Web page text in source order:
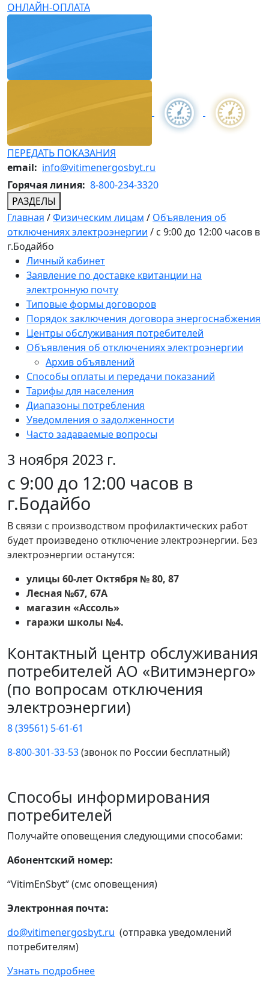
ОНЛАЙН-ОПЛАТА
ПЕРЕДАТЬ ПОКАЗАНИЯ
email: info@vitimenergosbyt.ru
Горячая линия: 8-800-234-3320
РАЗДЕЛЫ
Главная /Физическим лицам / Объявления об
отключениях электроэнергии / с 9:00 до 12:00 часов в
г.Бодайбо
Личный кабинет
Заявление по доставке квитанции на
электронную почту
Типовые формы договоров
Порядок заключения договора энергоснабжения
Центры обслуживания потребителей
Объявления об отключениях электроэнергии
Архив объявлений
Способы оплаты и передачи показаний
Тарифы для населения
Диапазоны потребления
Уведомления о задолженности
Часто задаваемые вопросы
3 ноября 2023 г.
с 9:00 до 12:00 часов в
г.Бодайбо
В связи с производством профилактических работ
будет произведено отключение электроэнергии. Без
электроэнергии останутся:
улицы 60-лет Октября № 80, 87
Лесная №67, 67А
магазин «Ассоль»
гаражи школы №4.
Контактный центр обслуживания
потребителей АО «Витимэнерго»
(по вопросам отключения
электроэнергии)
8 (39561) 5-61-61
8-800-301-33-53(звонок по России бесплатный)
Способы информирования
потребителей
Получайте оповещения следующими способами:
Абонентский номер:
“VitimEnSbyt” (смс оповещения)
Электронная почта:
do@vitimenergosbyt.ru (отправка уведомлений
потребителям)
Узнать подробнее